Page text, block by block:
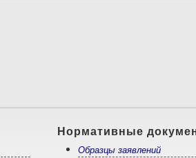
Нормативные
Образцы заявлений